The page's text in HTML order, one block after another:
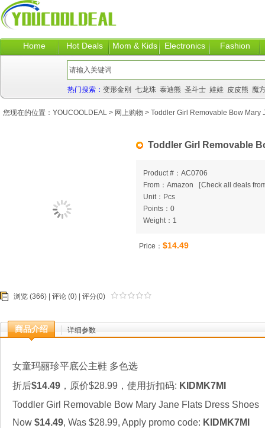
Home Hot Deals Mom & Kids Electronics Fashion
热门搜索： 变形金刚 七龙珠 泰迪熊 圣斗士 娃娃 皮皮熊 魔
Toddler Girl Removable
Product #：AC0706
From：Amazon
[Check all deals
Unit：Pcs
Points：0
Weight：1
Price： $14.49
浏览 (366) | 评论 (0) | 评分(0)
商品介绍 详细参数
女童玛丽珍平底公主鞋 多色选
折后$14.49 ，原价$28.99，使用折扣码: KIDMK7MI
Toddler Girl Removable Bow Mary Jane Flats Dress Shoes
Now $14.49, Was $28.99, Apply promo code: KIDMK7MI
您现在的位置： YOUCOOLDEAL > 网上购物 > Toddler Girl Removable Bow Mary